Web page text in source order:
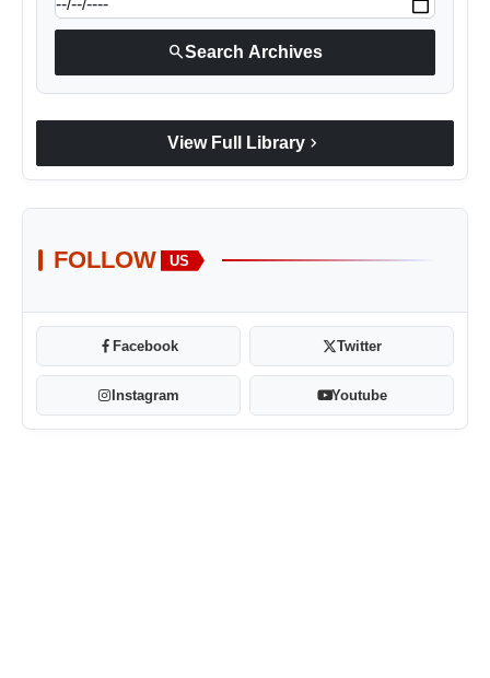
searchSearch Archives
View Full Library chevron_right
FOLLOW US
Facebook Twitter
Instagram Youtube